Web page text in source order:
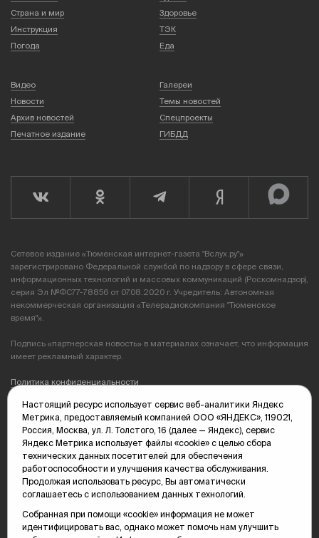
Страна и мир
Здоровье
Инструкция
ТЭК
Погода
Еда
Видео
Галереи
Новости
Темы новостей
Архив новостей
Спецпроекты
Печатное издание
ГИБДД
Сетевое издание «Тюменская интернет-газета "Вслух.ру"»
зарегистрировано Федеральной службой по надзору в сфере связи,
информационных технологий и массовых коммуникаций (Роскомнадзор),
серия Эл №ФС77-78856 от 07.08.2020 г. Учредитель: Автономная
некоммерческая организация «Телерадиокомпания "Тюменское
время"».
Подпись «партнерская новость» в материалах означает, что информация
имеет рекламный характер.
Политика конфиденциальности
Редакция: 625035, Тюмень, пр. Геологоразведчиков, 28А
(3452) 68-89-05
edit@vsluh.ru
Главный редактор: Панкина Т.Ю.
kika@vsluh.ru
По вопросам рекламы:
(3452) 68-89-78
kotovaev@sibinformburo.ru
Настоящий ресурс использует сервис веб-аналитики Яндекс
Метрика, предоставляемый компанией ООО «ЯНДЕКС», 119021,
Россия, Москва, ул. Л. Толстого, 16 (далее — Яндекс), сервис
Яндекс Метрика использует файлы «cookie» с целью сбора
технических данных посетителей для обеспечения
работоспособности и улучшения качества обслуживания.
Продолжая использовать ресурс, Вы автоматически
соглашаетесь с использованием данных технологий.
Собранная при помощи «cookie» информация не может
идентифицировать вас, однако может помочь нам улучшить